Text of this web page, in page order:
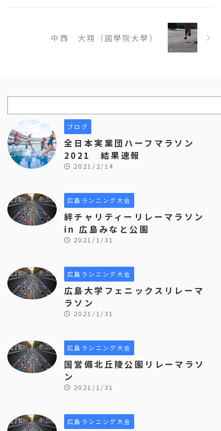
中西 大翔（國學院大學）
ブログ
全日本実業団ハーフマラソン
2021 結果速報
2021/2/14
広島ランニング大会
絆チャリティーリレーマラソン
in 広島みなと公園
2021/1/31
広島ランニング大会
広島大学フェニックスリレーマ
ラソン
2021/1/31
広島ランニング大会
国営備北丘陵公園リレーマラソ
ン
2021/1/31
広島ランニング大会